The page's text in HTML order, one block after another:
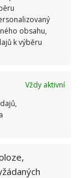
obsahu,
k výběru
Vždy aktivní
tvůrců
třeba o
vytápění
okolní
tak téměř nic.